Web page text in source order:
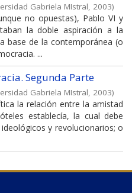
Gabriela MIstral, 2003)
no opuestas), Pablo VI y
la doble aspiración a la
base de la contemporánea (o
...
Segunda Parte
Gabriela MIstral, 2003)
la relación entre la amistad
establecía, la cual debe
y revolucionarios; o